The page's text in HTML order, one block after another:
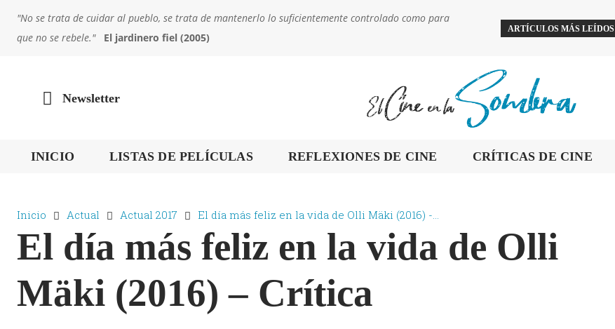
"No se trata de cuidar al pueblo, se trata de mantenerlo lo suficientemente controlado como para
que no se rebele."
El jardinero fiel (2005)
ARTÍCULOS MÁS LEÍDOS
Newsletter
INICIO LISTAS DE PELÍCULAS REFLEXIONES DE CINE CRÍTICAS DE CINE
Inicio Actual Actual 2017 El día más feliz en la vida de Olli Mäki (2016) -...
El día más feliz en la vida de Olli
Mäki (2016) – Crítica